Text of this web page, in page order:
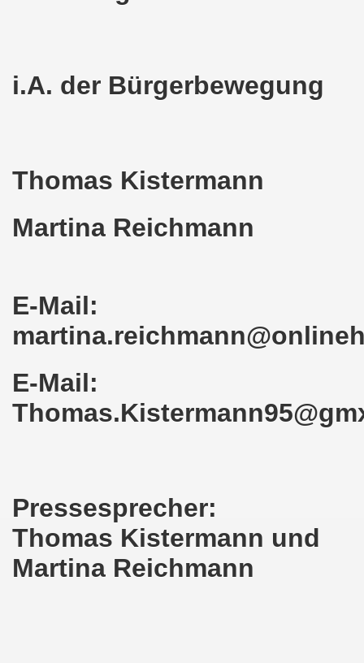
i.A. der Bürgerbewegung
Thomas Kistermann
Martina Reichmann
E-Mail:
E-Mail:
Pressesprecher:
Thomas Kistermann und
Martina Reichmann
am 10.07.2023 auf dem Heinrich-König-
dem Heinrich-König-Platz als Kundgebungsplatz
solidarisch mit den Betroffenen am
am 13.02.2023: Aktiver Widerstand gegen
im neuen Jahr 2023 am 23.01.2023 mit
Protest gegen die Preissteigerungen und für
am 10.10.2022: "Jin - Jiyan - Azadi -
Herbstdemonstration gegen die Politik der